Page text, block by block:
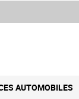
AUTOMOBILES